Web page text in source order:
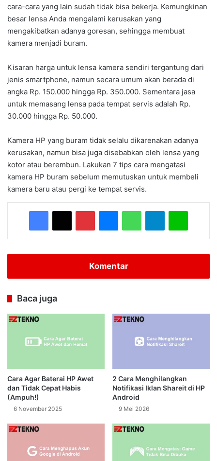
cara-cara yang lain sudah tidak bisa bekerja. Kemungkinan
besar lensa Anda mengalami kerusakan yang
mengakibatkan adanya goresan, sehingga membuat
kamera menjadi buram.
Kisaran harga untuk lensa kamera sendiri tergantung dari
jenis smartphone, namun secara umum akan berada di
angka Rp. 150.000 hingga Rp. 350.000. Sementara jasa
untuk memasang lensa pada tempat servis adalah Rp.
30.000 hingga Rp. 50.000.
Kamera HP yang buram tidak selalu dikarenakan adanya
kerusakan, namun bisa juga disebabkan oleh lensa yang
kotor atau berembun. Lakukan 7 tips cara mengatasi
kamera HP buram sebelum memutuskan untuk membeli
kamera baru atau pergi ke tempat servis.
Facebook
X PinterestMessengerWhatsAppTelegramLine
Komentar
Baca juga
Cara Agar Baterai HP Awet
dan Tidak Cepat Habis
(Ampuh!)
6 November 2025
2 Cara Menghilangkan
Notifikasi Iklan Shareit di HP
Android
9 Mei 2026